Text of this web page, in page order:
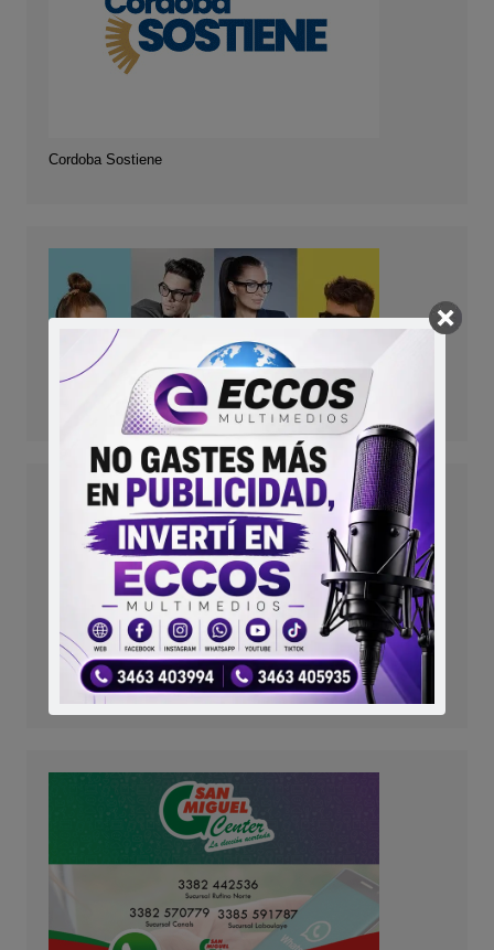
Cordoba Sostiene